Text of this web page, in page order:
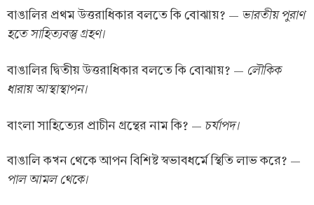
বাঙালির প্রথম উত্তরাধিকার বলতে কি বোঝায়? — ভারতীয় পুরাণ
হতে সাহিত্যবস্তু গ্রহণ।
বাঙালির দ্বিতীয় উত্তরাধিকার বলতে কি বোঝায়? — লৌকিক
ধারায় আস্থাস্থাপন।
বাংলা সাহিত্যের প্রাচীন গ্রন্থের নাম কি? — চর্যাপদ।
বাঙালি কখন থেকে আপন বিশিষ্ট স্বভাবধর্মে স্থিতি লাভ করে? —
পাল আমল থেকে।